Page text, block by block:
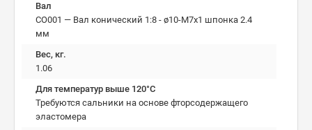
Вал
CO001 — Вал конический 1:8 - ø10-М7х1 шпонка 2.4
мм
Вес, кг.
1.06
Для температур выше 120°C
Требуются сальники на основе фторсодержащего
эластомера